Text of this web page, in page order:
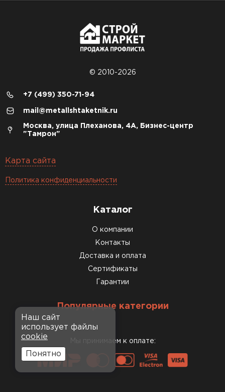
© 2010-2026
+7 (499) 350-71-94
mail@metallshtaketnik.ru
Москва, улица Плеханова, 4А, Бизнес-центр
"Тамрон"
Карта сайта
Политика конфиденциальности
Каталог
О компании
Контакты
Доставка и оплата
Сертификаты
Гарантии
Популярные категории
Мы принимаем к оплате:
Наш сайт
использует файлы
cookie
Понятно